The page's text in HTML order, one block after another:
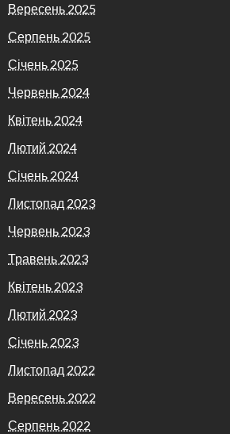
Вересень 2025
Серпень 2025
Січень 2025
Червень 2024
Квітень 2024
Лютий 2024
Січень 2024
Листопад 2023
Червень 2023
Травень 2023
Квітень 2023
Лютий 2023
Січень 2023
Листопад 2022
Вересень 2022
Серпень 2022